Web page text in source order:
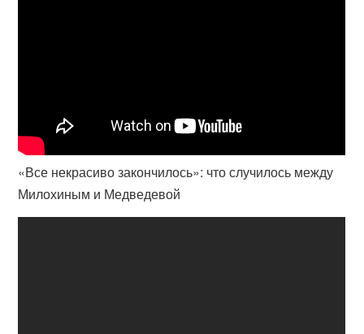
«Все некрасиво закончилось»: что случилось между
Милохиным и Медведевой